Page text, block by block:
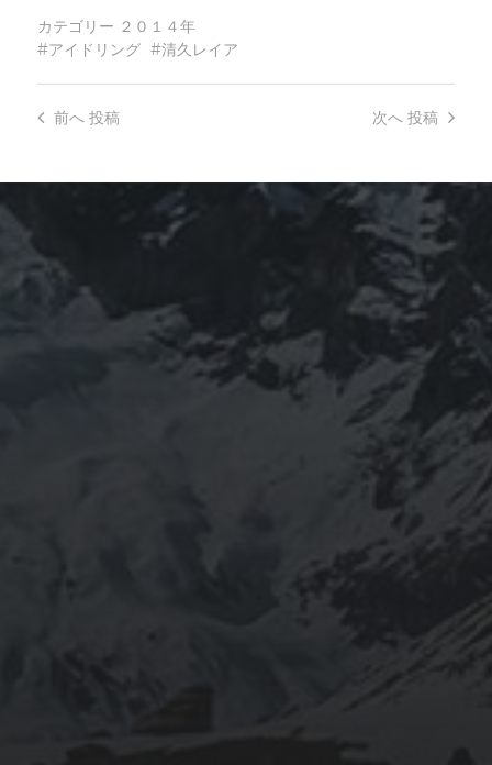
カテゴリー ２０１４年
アイドリング
清久レイア
次へ 投稿
前へ投稿